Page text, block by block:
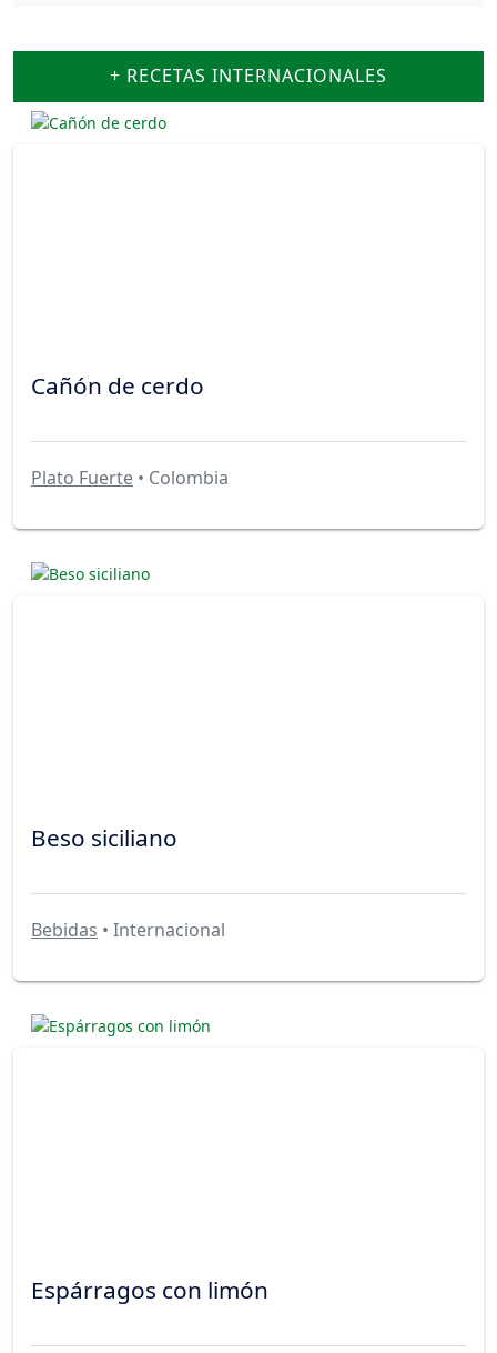
+ RECETAS INTERNACIONALES
Cañón de cerdo
Plato Fuerte • Colombia
Beso siciliano
Bebidas • Internacional
Espárragos con limón